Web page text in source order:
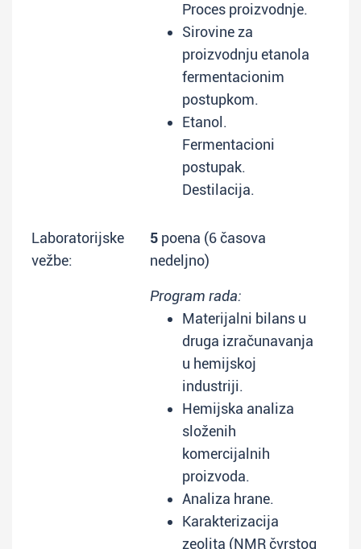
Proces proizvodnje.
Sirovine za
proizvodnju etanola
fermentacionim
postupkom.
Etanol.
Fermentacioni
postupak.
Destilacija.
Laboratorijske
vežbe:
5 poena (6 časova
nedeljno)
Program rada:
Materijalni bilans u
druga izračunavanja
u hemijskoj
industriji.
Hemijska analiza
složenih
komercijalnih
proizvoda.
Analiza hrane.
Karakterizacija
zeolita (NMR čvrstog